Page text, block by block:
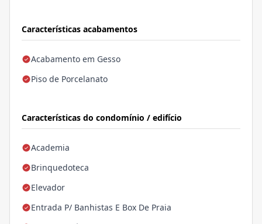
Características acabamentos
Acabamento em Gesso
Piso de Porcelanato
Características do condomínio / edifício
Academia
Brinquedoteca
Elevador
Entrada P/ Banhistas E Box De Praia